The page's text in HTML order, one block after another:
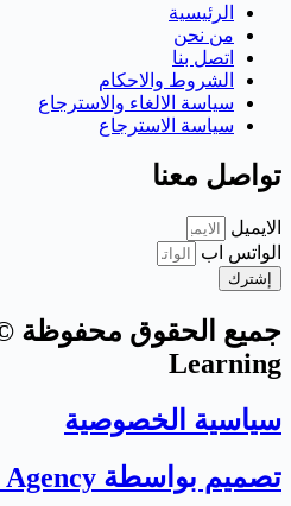
الرئيسية
من نحن
اتصل بنا
الشروط والاحكام
سياسة الالغاء والاسترجاع
سياسة الاسترجاع
تواصل معنا
الايميل
الواتس اب
إشترك
Learning
سياسية الخصوصية
تصميم بواسطة Pluton Agency